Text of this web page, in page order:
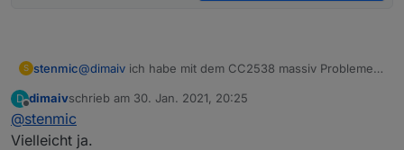
S stenmic@dimaiv ich habe mit dem CC2538 massiv Probleme
Nach 1-2 Tagen verschwinden sie oder bringen
Ist es mit dem Stick vielleicht besser?
D
Offline
dimaivschrieb am 30. Jan. 2021, 20:25
zuletzt editiert von
@stenmic
Vielleicht ja.